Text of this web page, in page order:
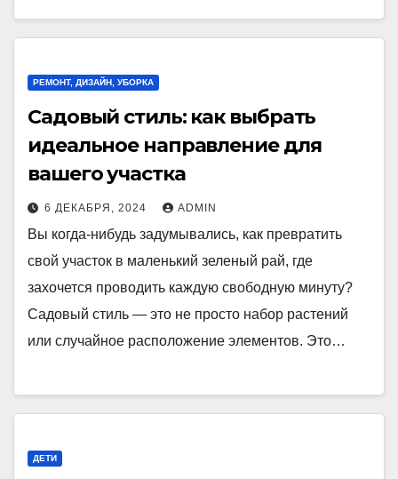
РЕМОНТ, ДИЗАЙН, УБОРКА
Садовый стиль: как выбрать
идеальное направление для
вашего участка
6 ДЕКАБРЯ, 2024 ADMIN
Вы когда-нибудь задумывались, как превратить
свой участок в маленький зеленый рай, где
захочется проводить каждую свободную минуту?
Садовый стиль — это не просто набор растений
или случайное расположение элементов. Это…
ДЕТИ